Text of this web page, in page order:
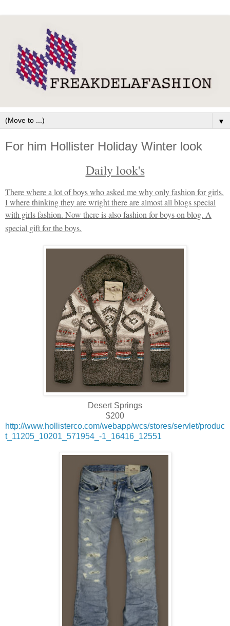
▼
For him Hollister Holiday Winter look
Daily look's
There where a lot of boys who asked me why only fashion for girls.
I where thinking they are wright there are almost all blogs special
with girls fashion. Now there is also fashion for boys on blog. A
special gift for the boys.
Desert Springs
$200
http://www.hollisterco.com/webapp/wcs/stores/servlet/produc
t_11205_10201_571954_-1_16416_12551